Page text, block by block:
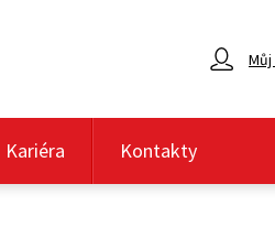
Můj
Kariéra Kontakty